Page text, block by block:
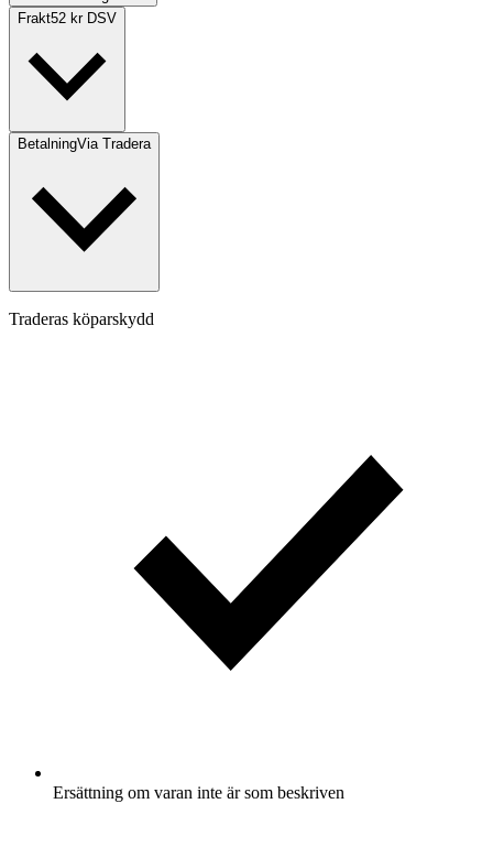
Frakt52 kr DSV
BetalningVia Tradera
Traderas köparskydd
Ersättning om varan inte är som beskriven